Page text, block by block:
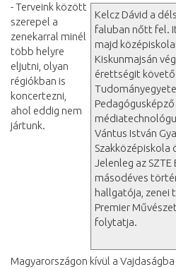
Kelcz Dávid a
faluban nőtt fel.
majd
Kiskunmajsán
érettségit
Vántus István
Jelenleg az
másodéves
hallgatója, zenei
Premier
folytatja.
- Terveink között
szerepel a
zenekarral minél
több helyre
eljutni, olyan
régiókban is
koncertezni,
ahol eddig nem
jártunk.
Magyarországon kívül a